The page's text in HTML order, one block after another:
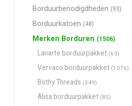
Borduurbenodigdheden (93)
Borduurkatoen (48)
Merken Borduren (1506)
Lanarte borduurpakket (63)
Vervaco borduurpakket (1076)
Bothy Threads (349)
Alisa borduurpakket (85)